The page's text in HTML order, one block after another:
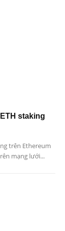
staking
trên Ethereum
mạng lưới...